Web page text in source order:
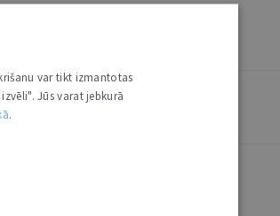
var tikt izmantotas
Jūs varat jebkurā
.